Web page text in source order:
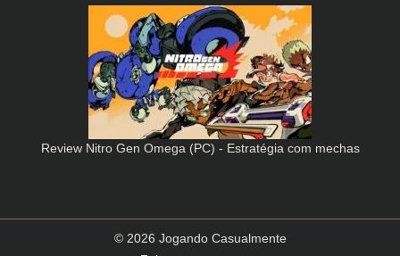
Review Nitro Gen Omega (PC) - Estratégia com mechas
© 2026 Jogando Casualmente